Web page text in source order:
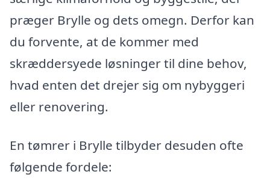
præger Brylle og dets omegn. Derfor kan
du forvente, at de kommer med
skræddersyede løsninger til dine behov,
hvad enten det drejer sig om nybyggeri
eller renovering.
En tømrer i Brylle tilbyder desuden ofte
følgende fordele: